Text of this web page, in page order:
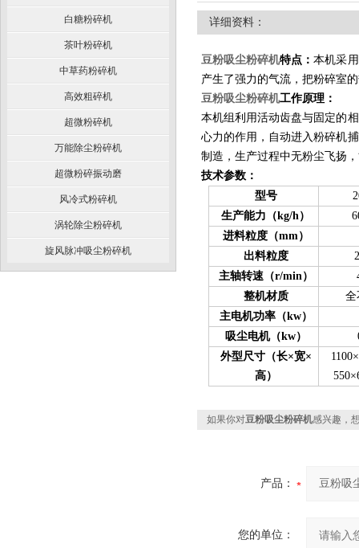
白糖粉碎机
茶叶粉碎机
中草药粉碎机
高效粗碎机
超微粉碎机
万能除尘粉碎机
超微粉碎振动磨
风冷式粉碎机
涡轮除尘粉碎机
旋风脉冲吸尘粉碎机
详细资料：
豆粉吸尘粉碎机特点：本机采
产生了强力的气流，把粉碎室
豆粉吸尘粉碎机工作原理：
本机组利用活动齿盘与固定的
心力的作用，自动进入粉碎机
制造，生产过程中无粉尘飞扬
技术参数：
型号
生产能力（kg/h）
进料粒度（mm）
出料粒度
主轴转速（r/min）
整机材质
全
主电机功率（kw）
吸尘电机（kw）
外型尺寸（长×宽×
高）
如果你对豆粉吸尘粉碎机感兴趣，
产品：
您的单位：